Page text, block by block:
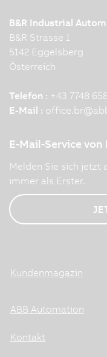
B&R Industrial
B&R Strasse 1
5142 Eggelsberg
Österreich
Telefon : +43 7748
E-Mail : office.br@
E-Mail-Service von
Melden Sie sich jetzt
immer als Erster.
Kundenmagazin
ABB Automation
Kontakt